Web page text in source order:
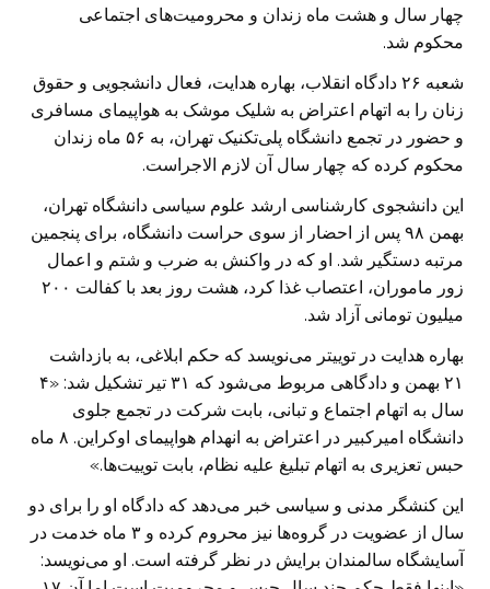
چهار سال و هشت ماه زندان و محرومیت‌های اجتماعی
محکوم شد.
شعبه ۲۶ دادگاه انقلاب، بهاره هدایت، فعال دانشجویی و حقوق
زنان را به اتهام اعتراض به شلیک موشک به هواپیمای مسافری
و حضور در تجمع دانشگاه پلی‌تکنیک تهران، به ۵۶ ماه زندان
محکوم کرده که چهار سال آن لازم الاجراست.
این دانشجوی کارشناسی ارشد علوم سیاسی دانشگاه تهران،
بهمن ۹۸ پس از احضار از سوی حراست دانشگاه، برای پنجمین
مرتبه دستگیر شد. او که در واکنش به ضرب و شتم و اعمال
زور ماموران، اعتصاب غذا کرد، هشت روز بعد با کفالت ۲۰۰
میلیون تومانی آزاد شد.
بهاره هدایت در توییتر می‌نویسد که حکم ابلاغی، به بازداشت
۲۱ بهمن و دادگاهی مربوط می‌شود که ۳۱ تیر تشکیل شد: «۴
سال به اتهام اجتماع و تبانی، بابت شرکت در تجمع جلوی
دانشگاه امیرکبیر در اعتراض به انهدام هواپیمای اوکراین. ۸ ماه
حبس تعزیری به اتهام تبلیغ علیه نظام، بابت توییت‌ها.»
این کنشگر مدنی و سیاسی خبر می‌دهد که دادگاه او را برای دو
سال از عضویت در گروه‌ها نیز محروم کرده و ۳ ماه خدمت در
آسایشگاه سالمندان برایش در نظر گرفته است. او می‌نویسد: